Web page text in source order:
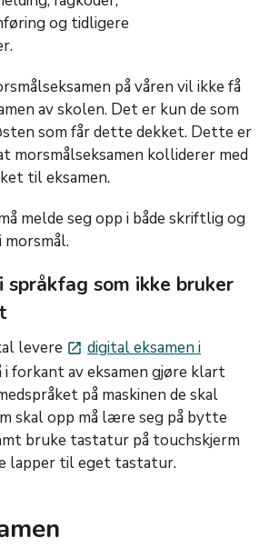
og tidligere
på våren vil ikke få
av skolen. Det er kun de som
som får dette dekket. Dette er
morsmålseksamen kolliderer med
til eksamen.
melde seg opp i både skriftlig og
morsmål.
språkfag som ikke bruker
levere launch digital eksamen i
i forkant av eksamen gjøre klart
på maskinen de skal
skal opp må lære seg på bytte
bruke tastatur på touchskjerm
lapper til eget tastatur.